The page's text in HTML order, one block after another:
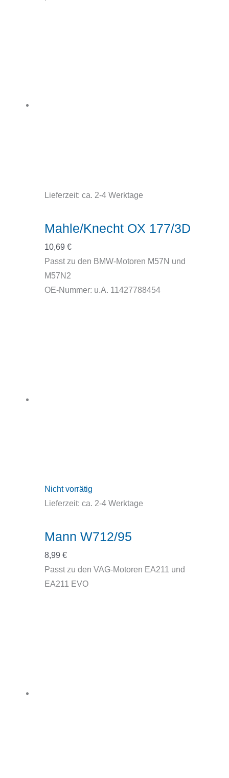
Lieferzeit: ca. 2-4 Werktage
Mahle/Knecht OX 177/3D
10,69 €
Passt zu den BMW-Motoren M57N und
M57N2
OE-Nummer: u.A. 11427788454
Nicht vorrätig
Lieferzeit: ca. 2-4 Werktage
Mann W712/95
8,99 €
Passt zu den VAG-Motoren EA211 und
EA211 EVO